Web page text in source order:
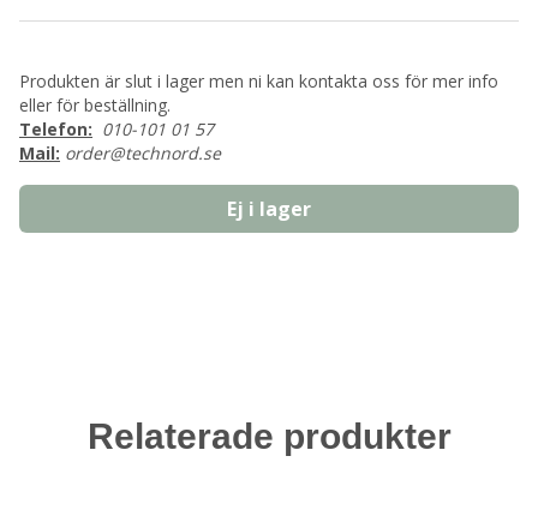
Produkten är slut i lager men ni kan kontakta oss för mer info
eller för beställning.
Telefon: 010-101 01 57
Mail: order@technord.se
Ej i lager
Relaterade produkter